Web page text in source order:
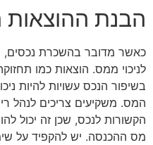
הבנת ההוצאות
כאשר מדובר בהשכרת נכסים,
לניכוי ממס. הוצאות כמו
בשיפור הנכס עשויות להיות
המס. משקיעים צריכים לנהל
הקשורות לנכס, שכן זה יכול
מס ההכנסה. יש להקפיד על